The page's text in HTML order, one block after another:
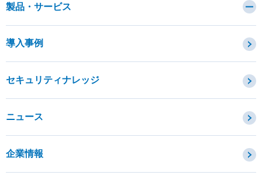
製品・サービス
OTセキュリティ
導入事例
セキュリティナレッジ
ニュース
企業情報